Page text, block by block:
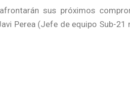
sus próximos
Perea (Jefe de equipo Sub-